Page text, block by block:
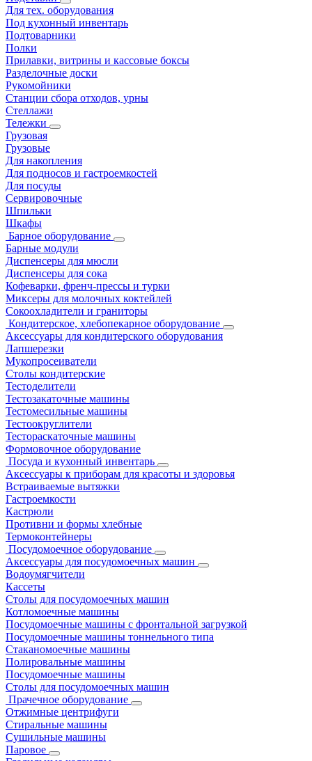
Для тех. оборудования
Под кухонный инвентарь
Подтоварники
Полки
Прилавки, витрины и кассовые боксы
Разделочные доски
Рукомойники
Станции сбора отходов, урны
Стеллажи
Тележки
Грузовая
Грузовые
Для накопления
Для подносов и гастроемкостей
Для посуды
Сервировочные
Шпильки
Шкафы
Барное оборудование
Барные модули
Диспенсеры для мюсли
Диспенсеры для сока
Кофеварки, френч-прессы и турки
Миксеры для молочных коктейлей
Сокоохладители и граниторы
Кондитерское, хлебопекарное оборудование
Аксессуары для кондитерского оборудования
Лапшерезки
Мукопросеиватели
Столы кондитерские
Тестоделители
Тестозакаточные машины
Тестомесильные машины
Тестоокруглители
Тестораскаточные машины
Формовочное оборудование
Посуда и кухонный инвентарь
Аксессуары к приборам для красоты и здоровья
Встраиваемые вытяжки
Гастроемкости
Кастрюли
Противни и формы хлебные
Термоконтейнеры
Посудомоечное оборудование
Аксессуары для посудомоечных машин
Водоумягчители
Кассеты
Столы для посудомоечных машин
Котломоечные машины
Посудомоечные машины с фронтальной загрузкой
Посудомоечные машины тоннельного типа
Стаканомоечные машины
Полировальные машины
Посудомоечные машины
Столы для посудомоечных машин
Прачечное оборудование
Отжимные центрифуги
Стиральные машины
Сушильные машины
Паровое